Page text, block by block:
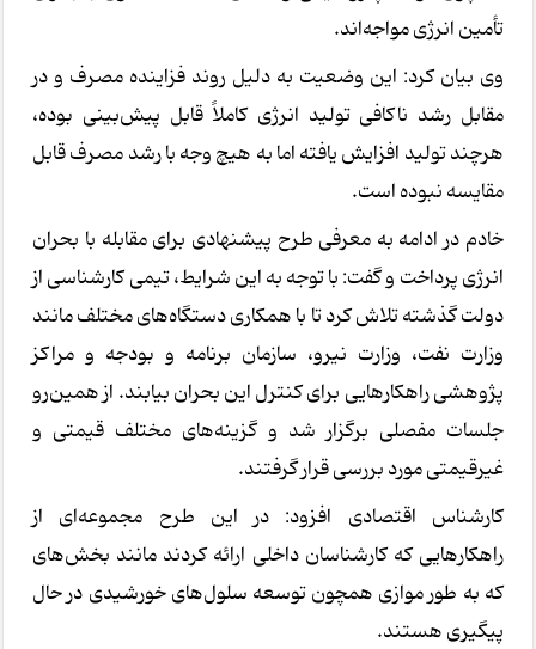
تأمین انرژی مواجه‌اند.
وی بیان کرد: این وضعیت به دلیل روند فزاینده مصرف و در
مقابل رشد ناکافی تولید انرژی کاملاً قابل پیش‌بینی بوده،
هرچند تولید افزایش یافته اما به هیچ وجه با رشد مصرف قابل
مقایسه نبوده است.
خادم در ادامه به معرفی طرح پیشنهادی برای مقابله با بحران
انرژی پرداخت و گفت: با توجه به این شرایط، تیمی کارشناسی از
دولت گذشته تلاش کرد تا با همکاری دستگاه‌های مختلف مانند
وزارت نفت، وزارت نیرو، سازمان برنامه و بودجه و مراکز
پژوهشی راهکارهایی برای کنترل این بحران بیابند. از همین‌رو
جلسات مفصلی برگزار شد و گزینه‌های مختلف قیمتی و
غیرقیمتی مورد بررسی قرار گرفتند.
کارشناس اقتصادی افزود: در این طرح مجموعه‌ای از
راهکارهایی که کارشناسان داخلی ارائه کردند مانند بخش‌های
که به طور موازی همچون توسعه سلول‌های خورشیدی در حال
پیگیری هستند.